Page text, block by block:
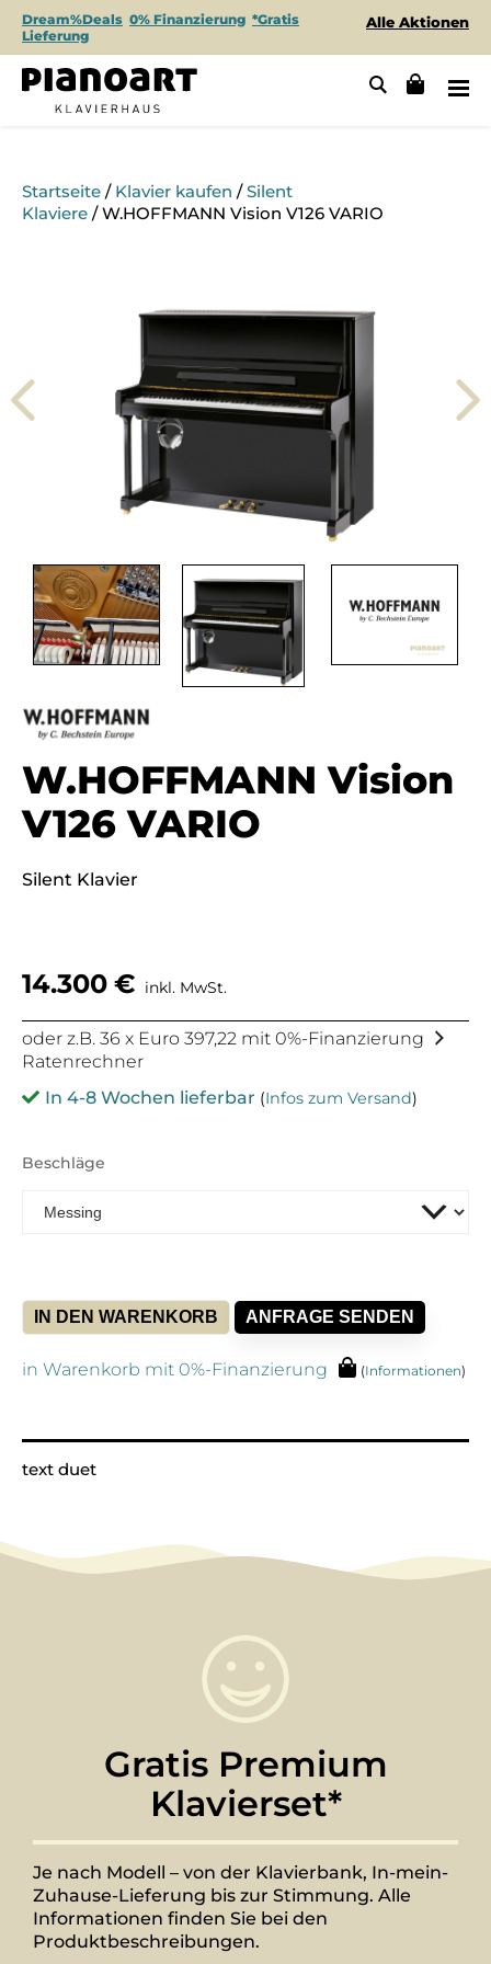
Dream%Deals 0% Finanzierung *Gratis
Lieferung
Alle Aktionen
Startseite / Klavier kaufen /Silent
Klaviere / W.HOFFMANN Vision V126 VARIO
W.HOFFMANN Vision
V126 VARIO
Silent Klavier
14.300 € inkl. MwSt.
oder z.B. 36 x Euro 397,22 mit 0%-Finanzierung
Ratenrechner
In 4-8 Wochen lieferbar (Infos zum Versand)
Beschläge
IN DEN WARENKORB ANFRAGE SENDEN
in Warenkorb mit 0%-Finanzierung (Informationen)
text duet
Gratis Premium
Klavierset*
Je nach Modell – von der Klavierbank, In-mein-
Zuhause-Lieferung bis zur Stimmung. Alle
Informationen finden Sie bei den
Produktbeschreibungen.